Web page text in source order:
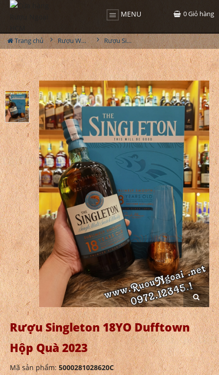
MENU 0Giỏ hàng
Trang chủ Rượu Whisky Rượu Singleton 18YO Dufftown Hộp Quà 2023
Rượu Singleton 18YO Dufftown
Hộp Quà 2023
Mã sản phẩm:5000281028620C